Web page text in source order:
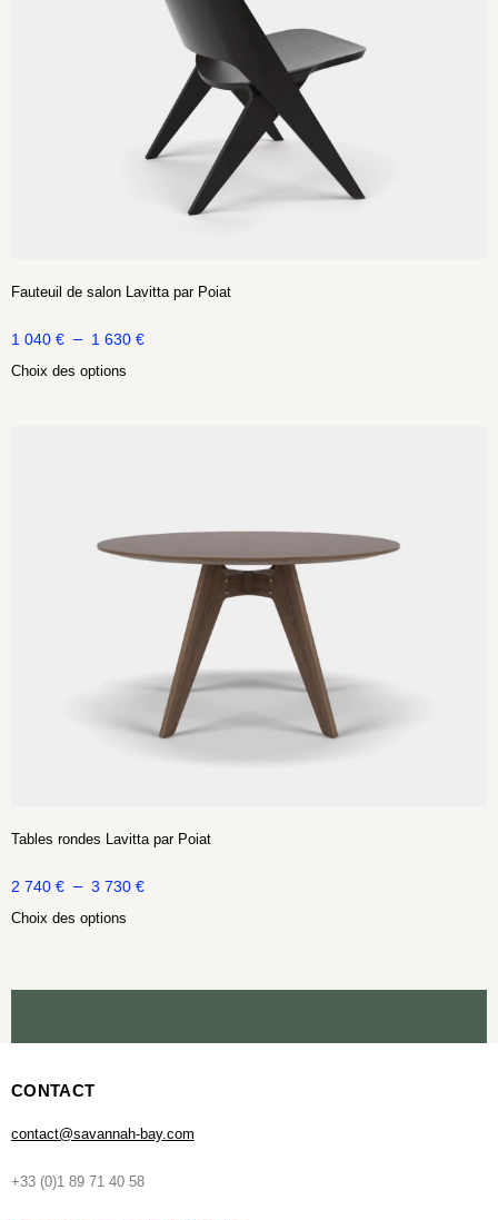
Fauteuil de salon Lavitta par Poiat
1 040 € – 1 630 €
Choix des options
Tables rondes Lavitta par Poiat
2 740 € – 3 730 €
Choix des options
CONTACT
contact@savannah-bay.com
+33 (0)1 89 71 40 58